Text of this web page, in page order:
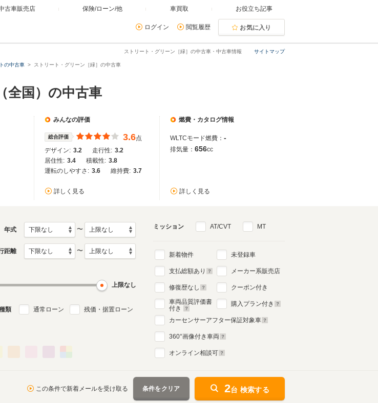
古車販売店 保険/ローン/他 車買取 お役立ち記事
ログイン 閲覧履歴 お気に入り
サイトマップ
ストリート・グリーン［緑］の中古車・中古車情報
の中古車 ストリート・グリーン［緑］の中古車
全国）の中古車
みんなの評価
総合評価 3.6点
デザイン: 3.2 走行性: 3.2
居住性: 3.4 積載性: 3.8
運転のしやすさ: 3.6 維持費: 3.7
詳しく見る
燃費・カタログ情報
WLTCモード燃費： -
排気量： 656cc
詳しく見る
年式 〜
距離 〜
上限なし
類 通常ローン 残価・据置ローン
ミッション AT/CVT MT
新着物件
支払総額あり
修復歴なし
車両品質評価書
付き
未登録車
メーカー系販売店
クーポン付き
購入プラン付き
カーセンサーアフター保証対象車
360°画像付き車両
オンライン相談可
この条件で新着メールを受け取る 条件をクリア 2台 検索する